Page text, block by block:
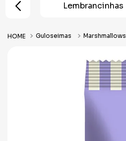
Festa Lembrancinhas
Guloseimas Marshmallows